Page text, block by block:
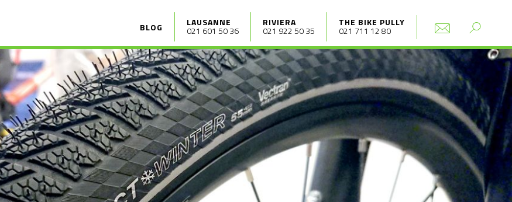
BLOG LAUSANNE
021 601 50 36
RIVIERA
021 922 50 35
THE BIKE PULLY
021 711 12 80